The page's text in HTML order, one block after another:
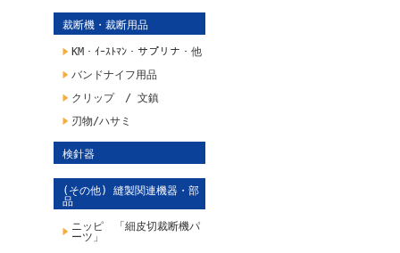
裁断機・裁断用品
KM・ｲｰｽﾄﾏﾝ・サプリナ・他
バンドナイフ用品
クリップ / 文鎮
刃物/ハサミ
検針器
(その他) 縫製関連機器・部
品
ニッピ 「細皮切裁断機パ
ーツ」